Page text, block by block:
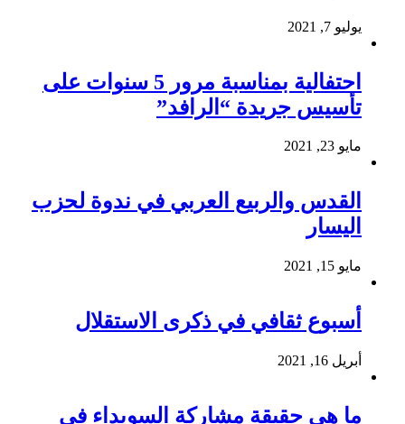
يوليو 7, 2021
احتفالية بمناسبة مرور 5 سنوات على
تأسيس جريدة “الرافد”
مايو 23, 2021
القدس والربيع العربي في ندوة لحزب
اليسار
مايو 15, 2021
أسبوع ثقافي في ذكرى الاستقلال
أبريل 16, 2021
ما هي حقيقة مشاركة السويداء في